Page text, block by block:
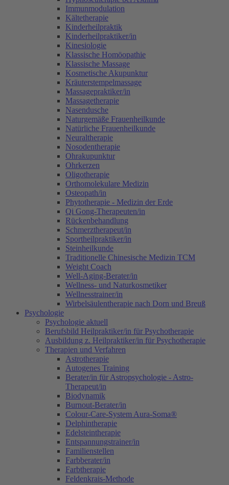
Immunmodulation
Kältetherapie
Kinderheilpraktik
Kinderheilpraktiker/in
Kinesiologie
Klassische Homöopathie
Klassische Massage
Kosmetische Akupunktur
Kräuterstempelmassage
Massagepraktiker/in
Massagetherapie
Nasendusche
Naturgemäße Frauenheilkunde
Natürliche Frauenheilkunde
Neuraltherapie
Nosodentherapie
Ohrakupunktur
Ohrkerzen
Oligotherapie
Orthomolekulare Medizin
Osteopath/in
Phytotherapie - Medizin der Erde
Qi Gong-Therapeuten/in
Rückenbehandlung
Schmerztherapeut/in
Sportheilpraktiker/in
Steinheilkunde
Traditionelle Chinesische Medizin TCM
Weight Coach
Well-Aging-Berater/in
Wellness- und Naturkosmetiker
Wellnesstrainer/in
Wirbelsäulentherapie nach Dorn und Breuß
Psychologie
Psychologie aktuell
Berufsbild Heilpraktiker/in für Psychotherapie
Ausbildung z. Heilpraktiker/in für Psychotherapie
Therapien und Verfahren
Astrotherapie
Autogenes Training
Berater/in für Astropsychologie - Astro-
Therapeut/in
Biodynamik
Burnout-Berater/in
Colour-Care-System Aura-Soma®
Delphintherapie
Edelsteintherapie
Entspannungstrainer/in
Familienstellen
Farbberater/in
Farbtherapie
Feldenkrais-Methode